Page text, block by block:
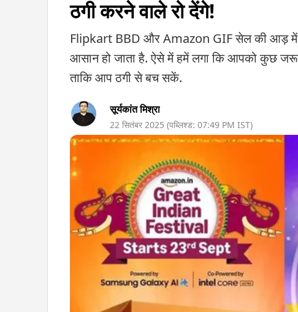
ठगी करने वाले रो देंगे!
Flipkart BBD और Amazon GIF सेल की आड़ में
आसान हो जाता है. ऐसे में हमें लगा कि आपको कुछ
ताकि आप ठगी से बच सकें.
सूर्यकांत मिश्रा
22 सितंबर 2025 (पब्लिश्ड: 07:49 PM IST)